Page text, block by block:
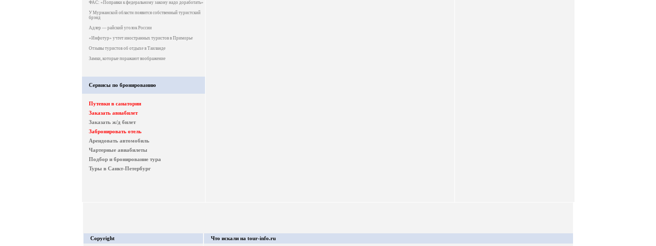
ФАС: «Поправки к федеральному закону надо доработать»
У Мурманской области появится собственный туристский
брэнд
Адлер — райский уголок России
«Инфотур» учтет иностранных туристов в Приморье
Отзывы туристов об отдыхе в Таиланде
Замки, которые поражают воображение
Сервисы по бронированию
Путевки в санатории
Заказать авиабилет
Заказать ж/д билет
Забронировать отель
Арендовать автомобиль
Чартерные авиабилеты
Подбор и бронирование тура
Туры в Санкт-Петербург
Copyright Что искали на tour-info.ru